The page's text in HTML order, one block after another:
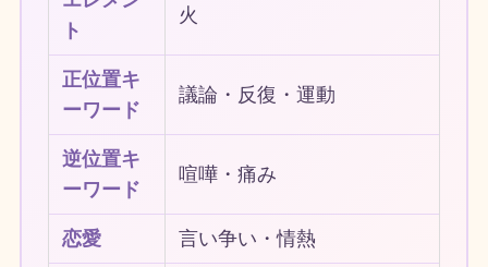
ト
火
正位置キ
ーワード
議論・反復・運動
逆位置キ
ーワード
喧嘩・痛み
恋愛 言い争い・情熱